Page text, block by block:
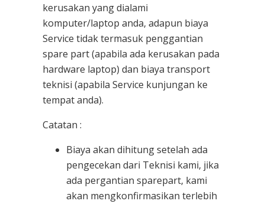
kerusakan yang dialami
komputer/laptop anda, adapun biaya
Service tidak termasuk penggantian
spare part (apabila ada kerusakan pada
hardware laptop) dan biaya transport
teknisi (apabila Service kunjungan ke
tempat anda).
Catatan :
Biaya akan dihitung setelah ada
pengecekan dari Teknisi kami, jika
ada pergantian sparepart, kami
akan mengkonfirmasikan terlebih